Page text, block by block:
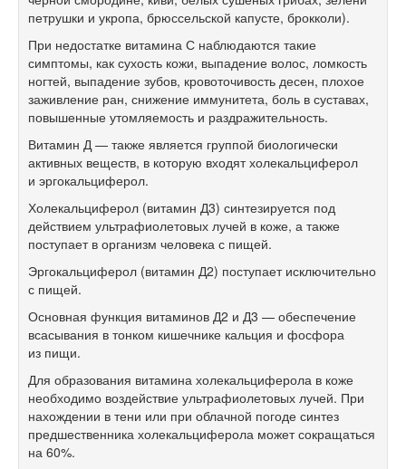
петрушки и укропа, брюссельской капусте, брокколи).
При недостатке витамина С наблюдаются такие
симптомы, как сухость кожи, выпадение волос, ломкость
ногтей, выпадение зубов, кровоточивость десен, плохое
заживление ран, снижение иммунитета, боль в суставах,
повышенные утомляемость и раздражительность.
Витамин Д — также является группой биологически
активных веществ, в которую входят холекальциферол
и эргокальциферол.
Холекальциферол (витамин Д3) синтезируется под
действием ультрафиолетовых лучей в коже, а также
поступает в организм человека с пищей.
Эргокальциферол (витамин Д2) поступает исключительно
с пищей.
Основная функция витаминов Д2 и Д3 — обеспечение
всасывания в тонком кишечнике кальция и фосфора
из пищи.
Для образования витамина холекальциферола в коже
необходимо воздействие ультрафиолетовых лучей. При
нахождении в тени или при облачной погоде синтез
предшественника холекальциферола может сокращаться
на 60%.